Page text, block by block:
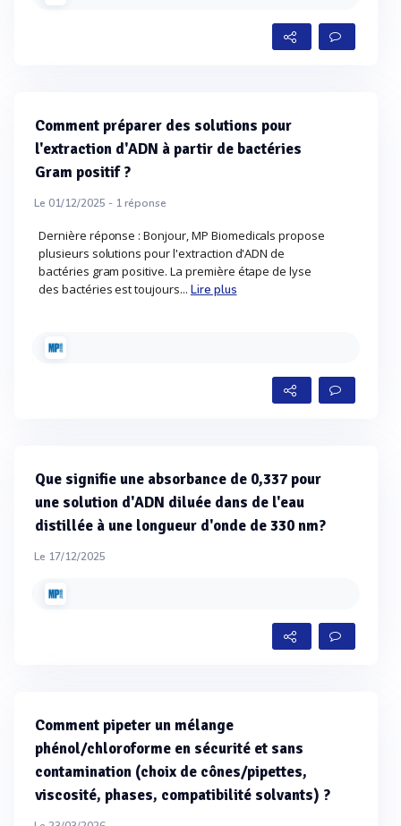
Comment préparer des solutions pour
l'extraction d'ADN à partir de bactéries
Gram positif ?
Le 01/12/2025 - 1réponse
Dernière réponse : Bonjour, MP Biomedicals propose
plusieurs solutions pour l'extraction d'ADN de
bactéries gram positive. La première étape de lyse
des bactéries est toujours... Lire plus
Que signifie une absorbance de 0,337 pour
une solution d'ADN diluée dans de l'eau
distillée à une longueur d'onde de 330 nm?
Le 17/12/2025
Comment pipeter un mélange
phénol/chloroforme en sécurité et sans
contamination (choix de cônes/pipettes,
viscosité, phases, compatibilité solvants) ?